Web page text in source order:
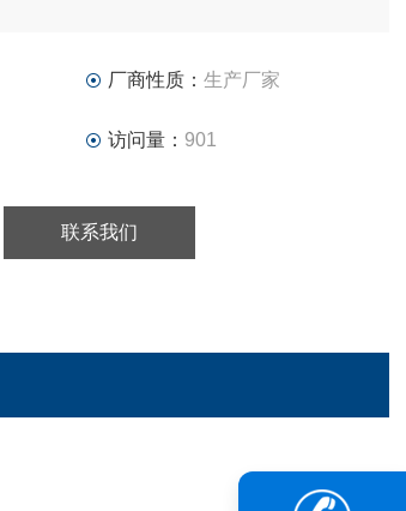
厂商性质： 生产厂家
访问量： 901
联系我们